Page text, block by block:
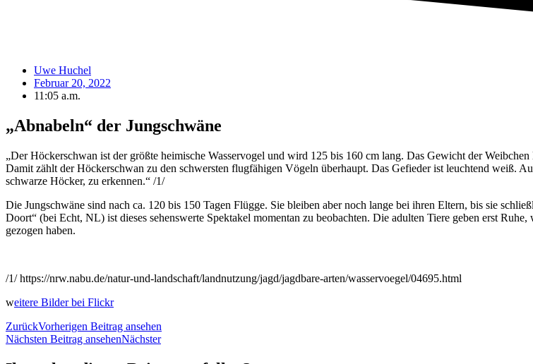
Uwe Huchel
Februar 20, 2022
11:05 a.m.
„Abnabeln“ der Jungschwäne
„Der Höckerschwan ist der größte heimische Wasservogel und wird 125 bis 160 cm lang. Das Gewicht der
Damit zählt der Höckerschwan zu den schwersten flugfähigen Vögeln überhaupt. Das Gefieder ist leuchtend weiß.
schwarze Höcker, zu erkennen.“ /1/
Die Jungschwäne sind nach ca. 120 bis 150 Tagen Flügge. Sie bleiben aber noch lange bei ihren Eltern, bis sie
Doort“ (bei Echt, NL) ist dieses sehenswerte Spektakel momentan zu beobachten. Die adulten Tiere geben erst
gezogen haben.
/1/ https://nrw.nabu.de/natur-und-landschaft/landnutzung/jagd/jagdbare-arten/wasservoegel/04695.html
weitere Bilder bei Flickr
ZurückVorherigen Beitrag ansehen
Nächsten Beitrag ansehenNächster